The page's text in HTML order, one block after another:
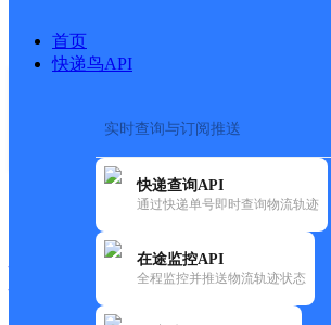
首页
快递鸟API
实时查询与订阅推送
快递查询API
通过快递单号即时查询物流轨迹
在途监控API
全程监控并推送物流轨迹状态
快运大全